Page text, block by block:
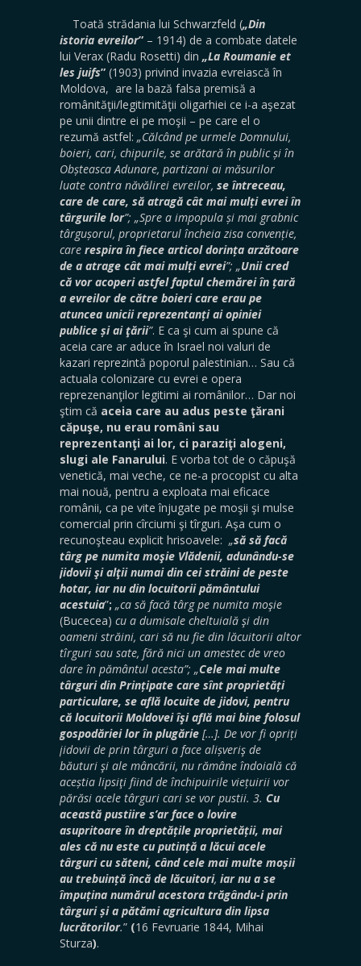
Toată strădania lui Schwarzfeld („Din
istoria evreilor” – 1914) de a combate datele
lui Verax (Radu Rosetti) din „La Roumanie et
les juifs” (1903) privind invazia evreiască în
Moldova, are la bază falsa premisă a
românităţii/legitimităţii oligarhiei ce i-a aşezat
pe unii dintre ei pe moşii – pe care el o
rezumă astfel: „Călcând pe urmele Domnului,
boieri, cari, chipurile, se arătară în public și în
Obșteasca Adunare, partizani ai măsurilor
luate contra năvălirei evreilor, se întreceau,
care de care, să atragă cât mai mulți evrei în
târgurile lor”; „Spre a impopula și mai grabnic
târgușorul, proprietarul încheia zisa convenție,
care respira în fiece articol dorința arzătoare
de a atrage cât mai mulți evrei”; „Unii cred
că vor acoperi astfel faptul chemărei în țară
a evreilor de către boieri care erau pe
atuncea unicii reprezentanți ai opiniei
publice și ai ţării”. E ca şi cum ai spune că
aceia care ar aduce în Israel noi valuri de
kazari reprezintă poporul palestinian… Sau că
actuala colonizare cu evrei e opera
reprezenanţilor legitimi ai românilor… Dar noi
ştim că aceia care au adus peste ţărani
căpuşe, nu erau români sau
reprezentanţi ai lor, ci paraziţi alogeni,
slugi ale Fanarului. E vorba tot de o căpuşă
venetică, mai veche, ce ne-a procopist cu alta
mai nouă, pentru a exploata mai eficace
românii, ca pe vite înjugate pe moşii şi mulse
comercial prin cîrciumi şi tîrguri. Aşa cum o
recunoşteau explicit hrisoavele: „să să facă
târg pe numita moşie Vlădenii, adunându-se
jidovii şi alţii numai din cei străini de peste
hotar, iar nu din locuitorii pământului
acestuia”; „ca să facă târg pe numita moşie
(Bucecea) cu a dumisale cheltuială şi din
oameni străini, cari să nu fie din lăcuitorii altor
tîrguri sau sate, fără nici un amestec de vreo
dare în pământul acesta”; „Cele mai multe
târguri din Prințipate care sînt proprietăți
particulare, se află locuite de jidovi, pentru
că locuitorii Moldovei îşi află mai bine folosul
gospodăriei lor în plugărie […]. De vor fi opriți
jidovii de prin târguri a face alișveriş de
băuturi şi ale mâncării, nu rămâne îndoială că
aceștia lipsiţi fiind de închipuirile viețuirii vor
părăsi acele târguri cari se vor pustii. 3. Cu
această pustiire s’ar face o lovire
asupritoare în dreptățile proprietății, mai
ales că nu este cu putință a lăcui acele
târguri cu săteni, când cele mai multe moșii
au trebuință încă de lăcuitori, iar nu a se
împuțina numărul acestora trăgându-i prin
târguri și a pătămi agricultura din lipsa
lucrătorilor.” (16 Fevruarie 1844, Mihai
Sturza).